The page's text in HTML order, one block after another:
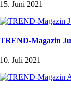
15. Juni 2021
TREND-Magazin
10. Juli 2021